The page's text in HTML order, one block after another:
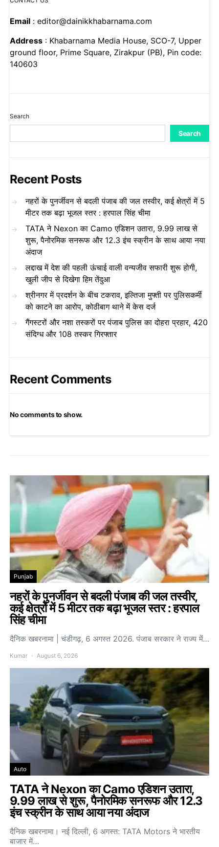
Email : editor@dainikkhabarnama.com
Address : Khabarnama Media House, SCO-7, Upper
ground floor, Prime Square, Zirakpur (PB), Pin code:
140603
Search
Search
Recent Posts
नहरों के पुनर्जीवन से बदली पंजाब की जल तस्वीर, कई क्षेत्रों में 5
मीटर तक बढ़ा भूजल स्तर : हरपाल सिंह चीमा
TATA ने Nexon का Camo एडिशन उतारा, 9.99 लाख से
शुरू, पैनोरमिक सनरूफ और 12.3 इंच स्क्रीन के साथ आया नया
अंदाज
लद्दाख में देश की पहली ऊंचाई वाली वन्यजीव सफारी शुरू होगी,
खुली जीप से दिखेगा हिम तेंदुआ
श्रीनगर में प्रदर्शन के बीच टकराव, इल्तिजा मुफ्ती पर पुलिसकर्मी
को काटने का आरोप, कोठीबाग थाने में केस दर्ज
गैंगस्टरों और नशा तस्करों पर पंजाब पुलिस का दोहरा प्रहार, 420
संदिग्ध और 108 तस्कर गिरफ्तार
Recent Comments
No comments to show.
Punjab
नहरों के पुनर्जीवन से बदली पंजाब की जल तस्वीर,
कई क्षेत्रों में 5 मीटर तक बढ़ा भूजल स्तर : हरपाल
सिंह चीमा
दैनिक खबरनामा | चंडीगढ़, 6 अगस्त 2026. पंजाब सरकार ने राज्य में…
Kumar August 6, 2026
Auto
TATA ने Nexon का Camo एडिशन उतारा,
9.99 लाख से शुरू, पैनोरमिक सनरूफ और 12.3
इंच स्क्रीन के साथ आया नया अंदाज
दैनिक खबरनामा। नई दिल्ली, 6 अगस्त: TATA Motors ने भारतीय
बाजार में…